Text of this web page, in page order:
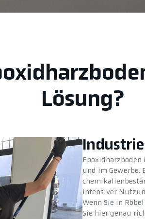
Lösung?
und im Gewerbe.
intensiver
Wenn Sie in
Sie hier genau